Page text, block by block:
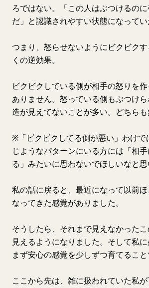
ろではない。「この人はぶつけるの
だ」と認識されやすい状態になってい
つまり、怒らせないようにビクビク
くの逆効果。
ビクビクしている側が相手の怒りを
ありません。怒っている側もぶつけ
造が見えてないことが多い。どちらも
※「ビクビクしてる側が悪い」わけで
じようなパターンにいる方には「相
る」みたいに思わないでほしいなと思
私の話に戻ると、最近になって以前ほ
なってきた感覚がありました。
そうしたら、それまで見えなかった
見えるようになりました。そして私に
まず安心の感覚を少しずつ育てること
ここから先は、雑に扱われていた私